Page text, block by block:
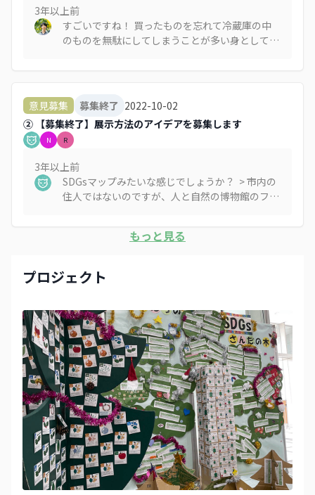
3年以上前
すごいですね！ 買ったものを忘れて冷蔵庫の中
のものを無駄にしてしまうことが多い身として
「今日か明日、○○が食べたいな～」と食事を準
備してくれる母に献立の提案をしています。小さ
いけど続けられることを探しています。
意見募集 募集終了 2022-10-02
② 【募集終了】展示方法のアイデアを募集します
N R
3年以上前
SDGsマップみたいな感じでしょうか？ > 市内の
住人ではないのですが、人と自然の博物館のファ
して、中に 「三田市の魅力・情報マップ」
https://pc.tamemap.net/2821901/custom_map/map
SDGsの情報が見れて嬉しいです 🙆‍♂️
もっと見る
プロジェクト